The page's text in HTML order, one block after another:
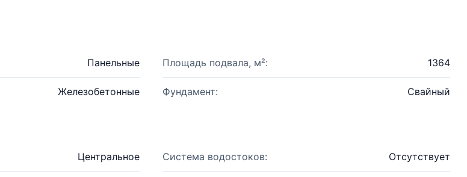
Панельные Площадь подвала, м²: 1364
Железобетонные Фундамент: Свайный
Центральное Система водостоков: Отсутствует